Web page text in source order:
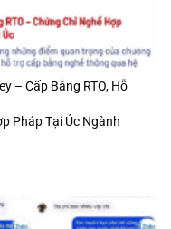
– Cấp Bằng RTO, Hỗ
Pháp Tại Úc Ngành